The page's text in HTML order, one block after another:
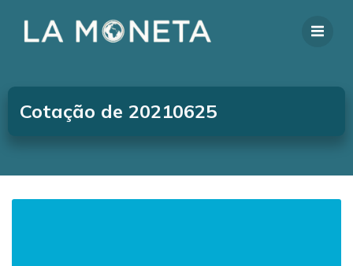
Cotação de 20210625